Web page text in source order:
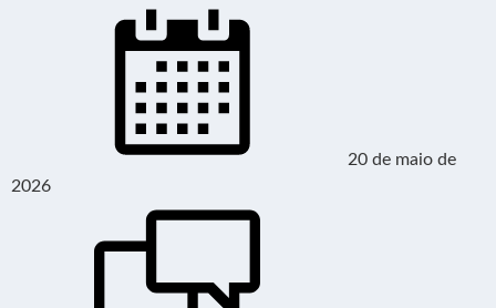
20 de maio de
2026